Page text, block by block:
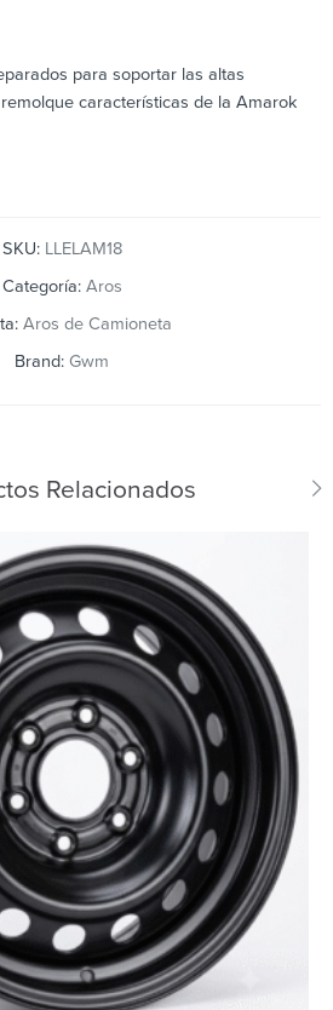
para soportar las altas
características de la Amarok
SKU: LLELAM18
Categoría: Aros
Aros de Camioneta
Brand: Gwm
Relacionados